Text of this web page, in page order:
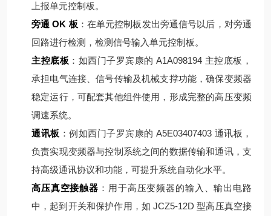
上报单元控制板。
旁通 OK 板 ：在单元控制板发出旁通信号以后，对旁通
回路进行检测，检测信号输入单元控制板。
主控底板 ：如西门子罗宾康的 A1A098194 主控底板，
承担电气连接、信号传输及机械支撑功能，确保变频器
稳定运行，可配套其他组件使用，形成完整的高压变频
调速系统。
通讯板 ：例如西门子罗宾康的 A5E03407403 通讯板，
负责实现变频器与控制系统之间的数据传输和通讯，支
持高级通讯协议和功能，可提升系统自动化水平。
高压真空接触器 ：用于高压变频器的输入、输出电路
中，起到开关和保护作用，如 JCZ5-12D 型高压真空接